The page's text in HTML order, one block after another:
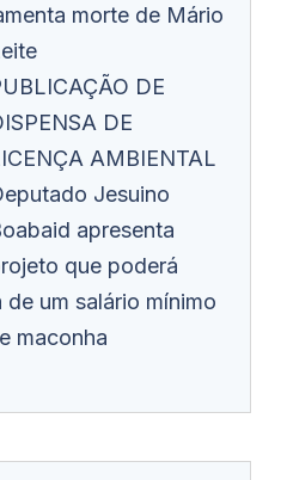
morte de Mário
DE
DE
AMBIENTAL
Jesuino
apresenta
que poderá
de um salário mínimo
maconha